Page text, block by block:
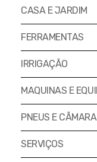
CASA E JARDIM
FERRAMENTAS
IRRIGAÇÃO
MAQUINAS E
PNEUS E
SERVIÇOS